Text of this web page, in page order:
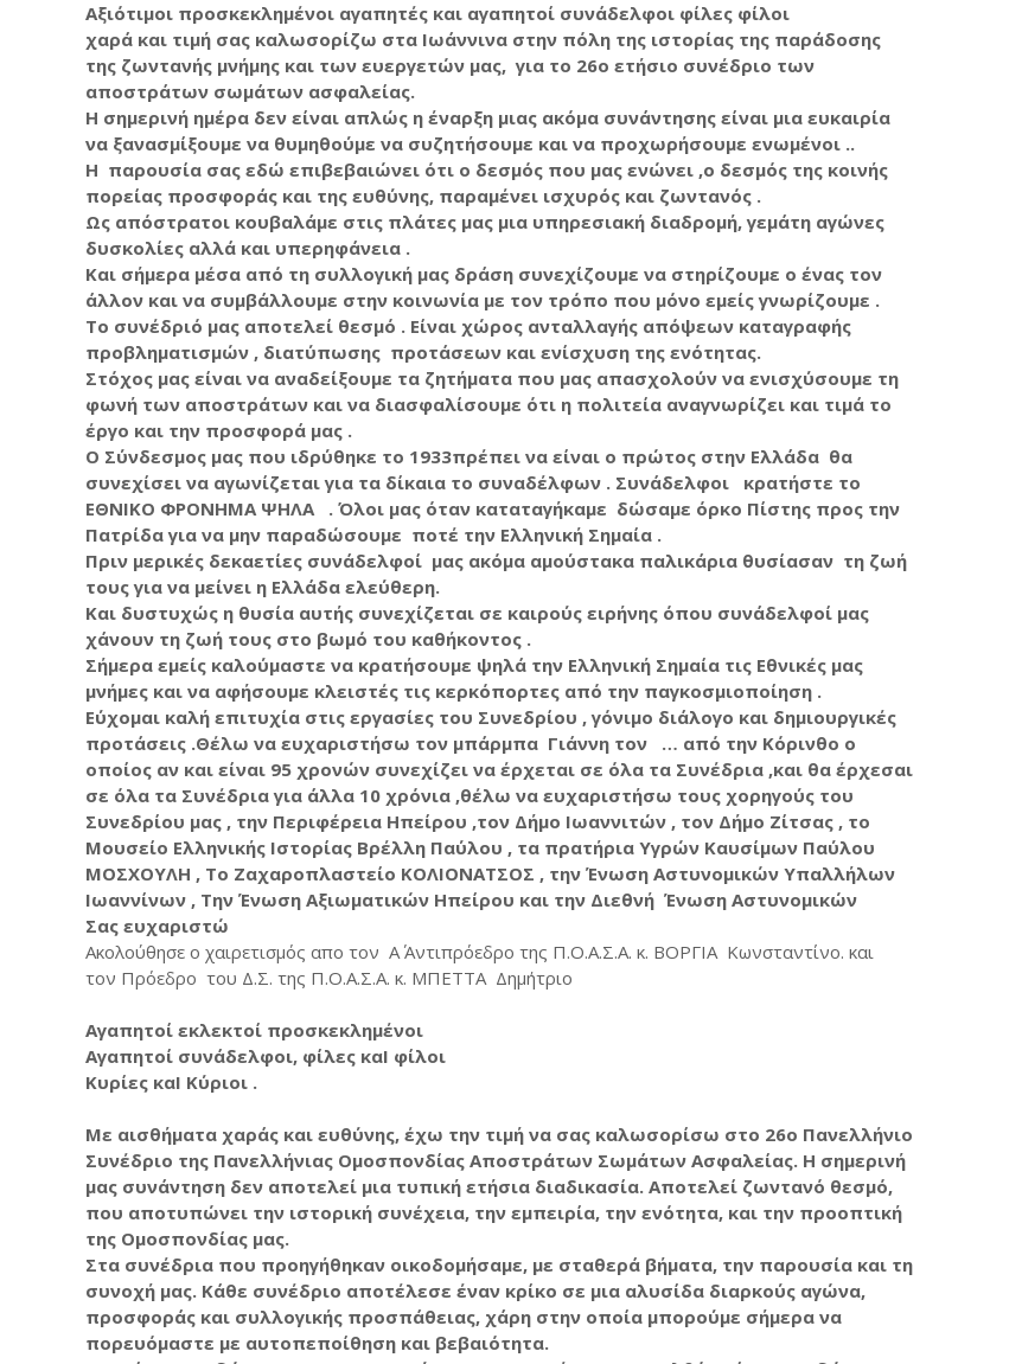
Αξιότιμοι προσκεκλημένοι αγαπητές και αγαπητοί συνάδελφοι φίλες φίλοι
χαρά και τιμή σας καλωσορίζω στα Ιωάννινα στην πόλη της ιστορίας της παράδοσης
της ζωντανής μνήμης και των ευεργετών μας, για το 26ο ετήσιο συνέδριο των
αποστράτων σωμάτων ασφαλείας.
Η σημερινή ημέρα δεν είναι απλώς η έναρξη μιας ακόμα συνάντησης είναι μια ευκαιρία
να ξανασμίξουμε να θυμηθούμε να συζητήσουμε και να προχωρήσουμε ενωμένοι ..
Η παρουσία σας εδώ επιβεβαιώνει ότι ο δεσμός που μας ενώνει ,ο δεσμός της κοινής
πορείας προσφοράς και της ευθύνης, παραμένει ισχυρός και ζωντανός .
Ως απόστρατοι κουβαλάμε στις πλάτες μας μια υπηρεσιακή διαδρομή, γεμάτη αγώνες
δυσκολίες αλλά και υπερηφάνεια .
Και σήμερα μέσα από τη συλλογική μας δράση συνεχίζουμε να στηρίζουμε ο ένας τον
άλλον και να συμβάλλουμε στην κοινωνία με τον τρόπο που μόνο εμείς γνωρίζουμε .
Το συνέδριό μας αποτελεί θεσμό . Είναι χώρος ανταλλαγής απόψεων καταγραφής
προβληματισμών , διατύπωσης προτάσεων και ενίσχυση της ενότητας.
Στόχος μας είναι να αναδείξουμε τα ζητήματα που μας απασχολούν να ενισχύσουμε τη
φωνή των αποστράτων και να διασφαλίσουμε ότι η πολιτεία αναγνωρίζει και τιμά το
έργο και την προσφορά μας .
Ο Σύνδεσμος μας που ιδρύθηκε το 1933πρέπει να είναι ο πρώτος στην Ελλάδα θα
συνεχίσει να αγωνίζεται για τα δίκαια το συναδέλφων . Συνάδελφοι κρατήστε το
ΕΘΝΙΚΟ ΦΡΟΝΗΜΑ ΨΗΛΑ . Όλοι μας όταν καταταγήκαμε δώσαμε όρκο Πίστης προς την
Πατρίδα για να μην παραδώσουμε ποτέ την Ελληνική Σημαία .
Πριν μερικές δεκαετίες συνάδελφοί μας ακόμα αμούστακα παλικάρια θυσίασαν τη ζωή
τους για να μείνει η Ελλάδα ελεύθερη.
Και δυστυχώς η θυσία αυτής συνεχίζεται σε καιρούς ειρήνης όπου συνάδελφοί μας
χάνουν τη ζωή τους στο βωμό του καθήκοντος .
Σήμερα εμείς καλούμαστε να κρατήσουμε ψηλά την Ελληνική Σημαία τις Εθνικές μας
μνήμες και να αφήσουμε κλειστές τις κερκόπορτες από την παγκοσμιοποίηση .
Εύχομαι καλή επιτυχία στις εργασίες του Συνεδρίου , γόνιμο διάλογο και δημιουργικές
προτάσεις .Θέλω να ευχαριστήσω τον μπάρμπα Γιάννη τον … από την Κόρινθο ο
οποίος αν και είναι 95 χρονών συνεχίζει να έρχεται σε όλα τα Συνέδρια ,και θα έρχεσαι
σε όλα τα Συνέδρια για άλλα 10 χρόνια ,θέλω να ευχαριστήσω τους χορηγούς του
Συνεδρίου μας , την Περιφέρεια Ηπείρου ,τον Δήμο Ιωαννιτών , τον Δήμο Ζίτσας , το
Μουσείο Ελληνικής Ιστορίας Βρέλλη Παύλου , τα πρατήρια Υγρών Καυσίμων Παύλου
ΜΟΣΧΟΥΛΗ , Το Ζαχαροπλαστείο ΚΟΛΙΟΝΑΤΣΟΣ , την Ένωση Αστυνομικών Υπαλλήλων
Ιωαννίνων , Την Ένωση Αξιωματικών Ηπείρου και την Διεθνή Ένωση Αστυνομικών
Σας ευχαριστώ
Ακολούθησε ο χαιρετισμός απο τον Α΄ Αντιπρόεδρο της Π.Ο.Α.Σ.Α. κ. ΒΟΡΓΙΑ Κωνσταντίνο. και
τον Πρόεδρο του Δ.Σ. της Π.Ο.Α.Σ.Α. κ. ΜΠΕΤΤΑ Δημήτριο
Αγαπητοί εκλεκτοί προσκεκλημένοι
Αγαπητοί συνάδελφοι, φίλες καΙ φίλοι
Κυρίες καΙ Κύριοι .
Με αισθήματα χαράς και ευθύνης, έχω την τιμή να σας καλωσορίσω στο 26ο Πανελλήνιο
Συνέδριο της Πανελλήνιας Ομοσπονδίας Αποστράτων Σωμάτων Ασφαλείας. Η σημερινή
μας συνάντηση δεν αποτελεί μια τυπική ετήσια διαδικασία. Αποτελεί ζωντανό θεσμό,
που αποτυπώνει την ιστορική συνέχεια, την εμπειρία, την ενότητα, και την προοπτική
της Ομοσπονδίας μας.
Στα συνέδρια που προηγήθηκαν οικοδομήσαμε, με σταθερά βήματα, την παρουσία και τη
συνοχή μας. Κάθε συνέδριο αποτέλεσε έναν κρίκο σε μια αλυσίδα διαρκούς αγώνα,
προσφοράς και συλλογικής προσπάθειας, χάρη στην οποία μπορούμε σήμερα να
πορευόμαστε με αυτοπεποίθηση και βεβαιότητα.